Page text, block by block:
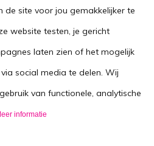
language
de site voor jou gemakkelijker te
website testen, je gericht
laten zien of het mogelijk
social media te delen. Wij
van functionele, analytische
informatie